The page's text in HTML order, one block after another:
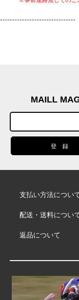
-------------------------------
MAILL
支払い方法につい
配送・送料につい
返品について